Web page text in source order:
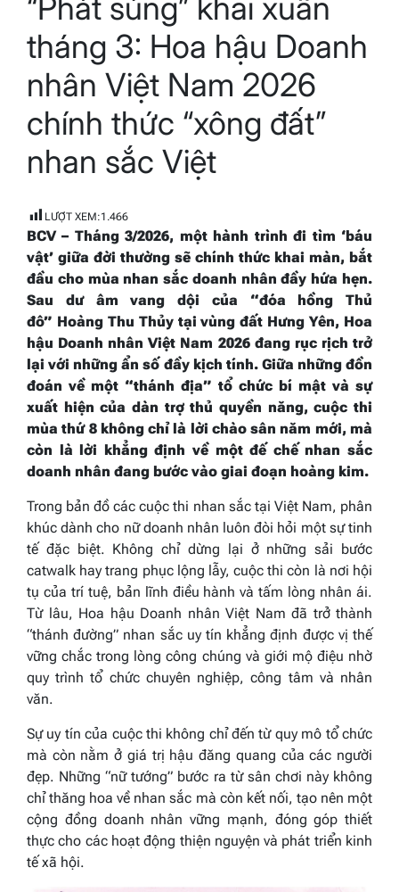
“Phát súng” khai xuân
tháng 3: Hoa hậu Doanh
nhân Việt Nam 2026
chính thức “xông đất”
nhan sắc Việt
LƯỢT XEM:1.466
BCV – Tháng 3/2026, một hành trình đi tìm ‘báu
vật’ giữa đời thường sẽ chính thức khai màn, bắt
đầu cho mùa nhan sắc doanh nhân đầy hứa hẹn.
Sau dư âm vang dội của “đóa hồng Thủ
đô” Hoàng Thu Thủy tại vùng đất Hưng Yên, Hoa
hậu Doanh nhân Việt Nam 2026 đang rục rịch trở
lại với những ẩn số đầy kịch tính. Giữa những đồn
đoán về một “thánh địa” tổ chức bí mật và sự
xuất hiện của dàn trợ thủ quyền năng, cuộc thi
mùa thứ 8 không chỉ là lời chào sân năm mới, mà
còn là lời khẳng định về một đế chế nhan sắc
doanh nhân đang bước vào giai đoạn hoàng kim.
Trong bản đồ các cuộc thi nhan sắc tại Việt Nam, phân
khúc dành cho nữ doanh nhân luôn đòi hỏi một sự tinh
tế đặc biệt. Không chỉ dừng lại ở những sải bước
catwalk hay trang phục lộng lẫy, cuộc thi còn là nơi hội
tụ của trí tuệ, bản lĩnh điều hành và tấm lòng nhân ái.
Từ lâu, Hoa hậu Doanh nhân Việt Nam đã trở thành
“thánh đường” nhan sắc uy tín khẳng định được vị thế
vững chắc trong lòng công chúng và giới mộ điệu nhờ
quy trình tổ chức chuyên nghiệp, công tâm và nhân
văn.
Sự uy tín của cuộc thi không chỉ đến từ quy mô tổ chức
mà còn nằm ở giá trị hậu đăng quang của các người
đẹp. Những “nữ tướng” bước ra từ sân chơi này không
chỉ thăng hoa về nhan sắc mà còn kết nối, tạo nên một
cộng đồng doanh nhân vững mạnh, đóng góp thiết
thực cho các hoạt động thiện nguyện và phát triển kinh
tế xã hội.